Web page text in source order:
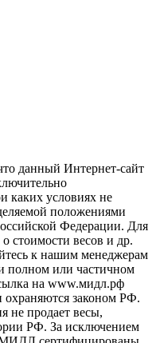
данный Интернет-сайт
каких условиях не
положениями
Федерации. Для
стоимости весов и др.
к нашим менеджерам
или частичном
на www.мидл.рф
охраняются законом РФ.
не продает весы,
РФ. За исключением